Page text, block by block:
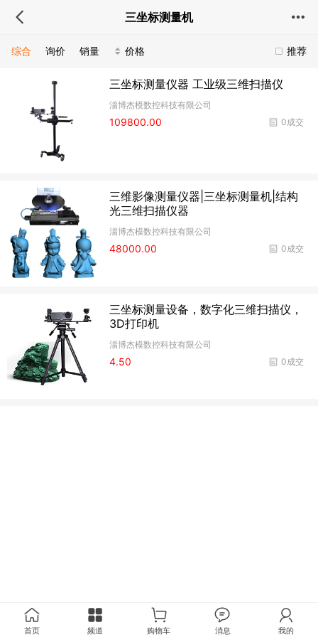
三坐标测量机
推荐
综合 询价 销量 价格
三坐标测量仪器 工业级三维扫描仪
淄博杰模数控科技有限公司
0成交
109800.00
三维影像测量仪器|三坐标测量机|结构
光三维扫描仪器
淄博杰模数控科技有限公司
0成交
48000.00
三坐标测量设备，数字化三维扫描仪，
3D打印机
淄博杰模数控科技有限公司
0成交
4.50
首页 频道 购物车 消息 我的